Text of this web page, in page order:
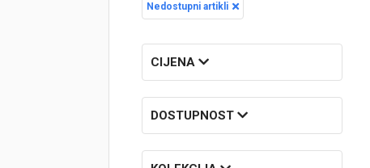
Brendovi
Swiss🇨🇭
Nedostupni artikli
CIJENA
DOSTUPNOST